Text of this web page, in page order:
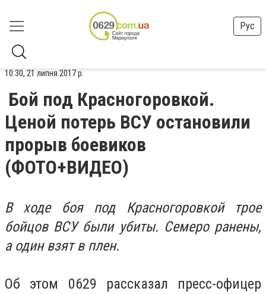
Рус
10:30, 21 липня 2017 р.
Бой под Красногоровкой.
Ценой потерь ВСУ остановили
прорыв боевиков
(ФОТО+ВИДЕО)
В ходе боя под Красногоровкой трое
бойцов ВСУ были убиты. Семеро ранены,
а один взят в плен.
Об этом 0629 рассказал пресс-офицер